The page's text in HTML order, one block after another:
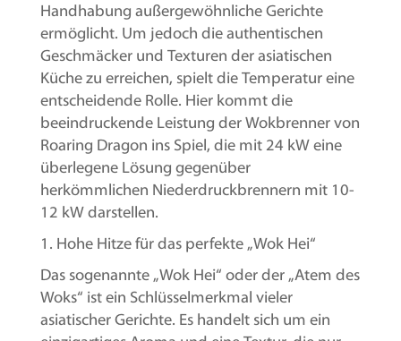
Handhabung außergewöhnliche Gerichte
ermöglicht. Um jedoch die authentischen
Geschmäcker und Texturen der asiatischen
Küche zu erreichen, spielt die Temperatur eine
entscheidende Rolle. Hier kommt die
beeindruckende Leistung der Wokbrenner von
Roaring Dragon ins Spiel, die mit 24 kW eine
überlegene Lösung gegenüber
herkömmlichen Niederdruckbrennern mit 10-
12 kW darstellen.
1. Hohe Hitze für das perfekte „Wok Hei“
Das sogenannte „Wok Hei“ oder der „Atem des
Woks“ ist ein Schlüsselmerkmal vieler
asiatischer Gerichte. Es handelt sich um ein